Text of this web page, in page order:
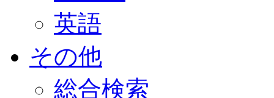
英語
その他
総合検索